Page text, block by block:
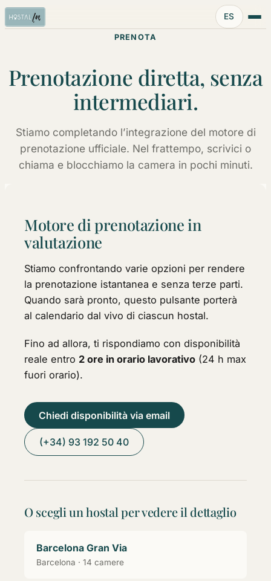
Idioma:
ES
PRENOTA
Prenotazione diretta, senza
intermediari.
Stiamo completando l’integrazione del motore di
prenotazione ufficiale. Nel frattempo, scrivici o
chiama e blocchiamo la camera in pochi minuti.
Motore di prenotazione in
valutazione
Stiamo confrontando varie opzioni per rendere
la prenotazione istantanea e senza terze parti.
Quando sarà pronto, questo pulsante porterà
al calendario dal vivo di ciascun hostal.
Fino ad allora, ti rispondiamo con disponibilità
reale entro 2 ore in orario lavorativo (24 h max
fuori orario).
Chiedi disponibilità via email
(+34) 93 192 50 40
O scegli un hostal per vedere il dettaglio
Barcelona Gran Via
Barcelona · 14 camere